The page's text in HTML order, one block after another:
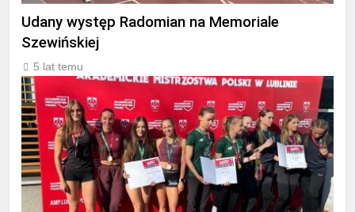
Udany występ Radomian na Memoriale
Szewińskiej
5 lat temu